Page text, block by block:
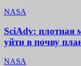
NASA
SciAdv: плотная
уйти в почву
NASA